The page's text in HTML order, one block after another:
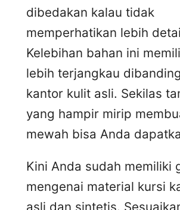
dibedakan kalau tidak
memperhatikan lebih
Kelebihan bahan ini
lebih terjangkau
kantor kulit asli. Sekilas
yang hampir mirip
mewah bisa Anda
Kini Anda sudah memiliki
mengenai material kursi
asli dan sintetis.